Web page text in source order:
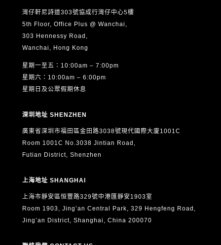
銷同意，而不影響其他用途的合法處理。
方式如下：
本人已閱讀、明白並同意以上全部內容，並確認所提供的個
灣仔軒尼詩道303號協成行灣仔中心5樓
5th Floor, Office Plus @ Wanchai,
303 Hennessy Road,
Wanchai, Hong Kong
星期一至五：10:00am – 7:00pm
星期六：10:00am – 6:00pm
星期日及公眾假期休息
深圳地址 SHENZHEN
廣東省深圳市福田區金田路3038號現代國際大廈1001C
Room 1001C No.3038 Jintian Road,
Futian District, Shenzhen
上海地址 SHANGHAI
上海市靜安區恒豐路329號中港匯靜安1903室
Room 1903, Jing’an Central Park, 329 Hengfeng Road,
Jing’an District, Shanghai, China 200070